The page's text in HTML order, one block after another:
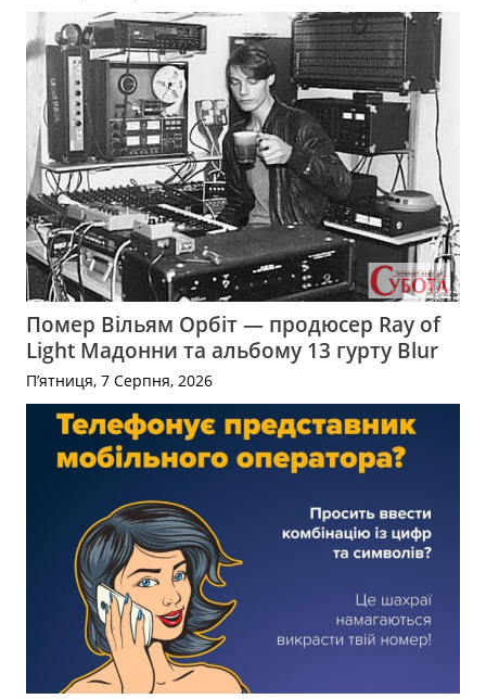
Помер Вільям Орбіт — продюсер Ray of
Light Мадонни та альбому 13 гурту Blur
П’ятниця, 7 Серпня, 2026